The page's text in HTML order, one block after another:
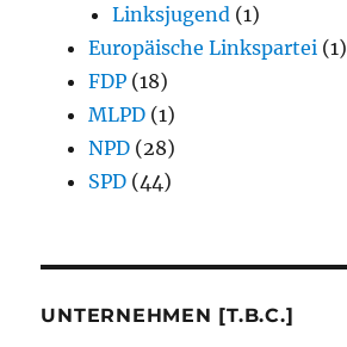
Linksjugend (1)
Europäische Linkspartei (1)
FDP (18)
MLPD (1)
NPD (28)
SPD (44)
UNTERNEHMEN [T.B.C.]